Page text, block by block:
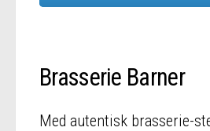
Brasserie Barner
Med autentisk brasserie-